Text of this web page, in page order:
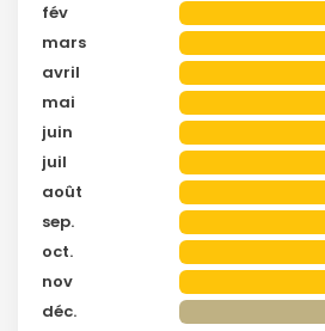
fév
mars
avril
mai
juin
juil
août
sep.
oct.
nov
déc.